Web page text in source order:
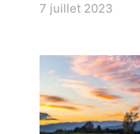
7 juillet 2023